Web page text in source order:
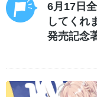
6月17日
してくれ
発売記念